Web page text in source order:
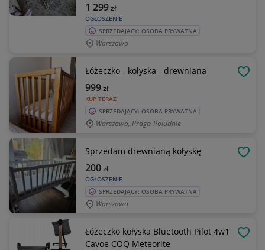
OGŁOSZENIE
1 299zł
SPRZEDAJĄCY: OSOBA PRYWATNA
Warszawa
Łóżeczko - kołyska - drewniana
KUP TERAZ
999zł
SPRZEDAJĄCY: OSOBA PRYWATNA
Warszawa, Praga-Południe
Sprzedam drewnianą kołyskę
OGŁOSZENIE
200zł
SPRZEDAJĄCY: OSOBA PRYWATNA
Warszawa
Łóżeczko kołyska Bluetooth Pilot 4w1
Cavoe COQ Meteorite